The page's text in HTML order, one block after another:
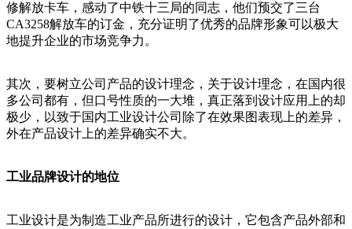
修解放卡车，感动了中铁十三局的同志，他们预交了三台
CA3258解放车的订金，充分证明了优秀的品牌形象可以极大
地提升企业的市场竞争力。
其次，要树立公司产品的设计理念，关于设计理念，在国内很
多公司都有，但口号性质的一大堆，真正落到设计应用上的却
极少，以致于国内工业设计公司除了在效果图表现上的差异，
外在产品设计上的差异确实不大。
工业品牌设计的地位
工业设计是为制造工业产品所进行的设计，它包含产品外部和